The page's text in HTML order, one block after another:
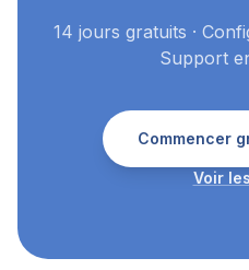
14 jours gratuits ·
Support
Commencer
Voir